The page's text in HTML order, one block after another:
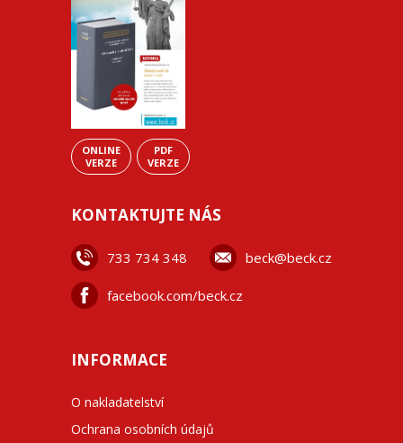
ONLINE
VERZE
PDF
VERZE
KONTAKTUJTE NÁS
733 734 348 beck@beck.cz
facebook.com/beck.cz
INFORMACE
O nakladatelství
Ochrana osobních údajů